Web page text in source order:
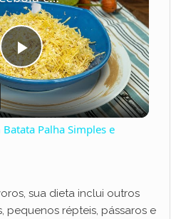
P
l
y
Palha Simples e
sua dieta inclui outros
pequenos répteis, pássaros e